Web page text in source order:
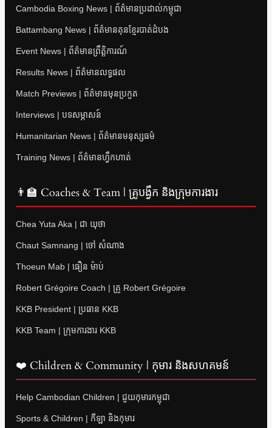
Cambodia Boxing News | ព័ត៌មានប្រដាល់កម្ពុជា
Battambang News | ព័ត៌មានគុនខ្មែរបាត់ដំបង
Event News | ព័ត៌មានព្រឹត្តិការណ៍
Results News | ព័ត៌មានលទ្ធផល
Match Previews | ព័ត៌មានមុនប្រកួត
Interviews | បទសម្ភាសន៍
Humanitarian News | ព័ត៌មានមនុស្សធម៌
Training News | ព័ត៌មានហ្វឹកហាត់
👨‍🏫 Coaches & Team | គ្រូបង្វឹក និងក្រុមការងារ
Chea Yuta Aka | ជា យុថា
Chaut Samnang | ចៅ សំណាង
Thoeun Mab | ធឿន ម៉ាប់
Robert Grégoire Coach | គ្រូ Robert Grégoire
KKB President | ប្រធាន KKB
KKB Team | ក្រុមការងារ KKB
❤️ Children & Community | កុមារ និងសហគមន៍
Help Cambodian Children | ជួយកុមារកម្ពុជា
Sports & Children | កីឡា និងកុមារ